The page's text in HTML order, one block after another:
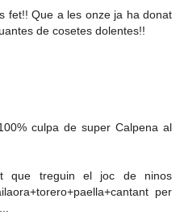
fet!! Que a les onze ja ha donat
de cosetes dolentes!!
culpa de super Calpena al
que treguin el joc de ninos
per